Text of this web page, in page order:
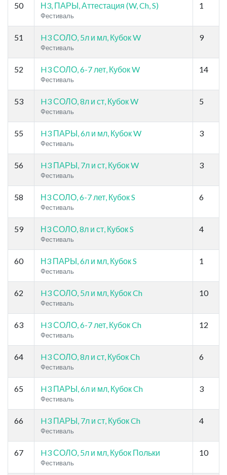
50 Н3, ПАРЫ, Аттестация (W, Ch, S)
Фестиваль
1
51 H3 СОЛО, 5л и мл, Кубок W
Фестиваль
9
52 H3 СОЛО, 6-7 лет, Кубок W
Фестиваль
14
53 H3 СОЛО, 8л и ст, Кубок W
Фестиваль
5
55 H3 ПАРЫ, 6л и мл, Кубок W
Фестиваль
3
56 H3 ПАРЫ, 7л и ст, Кубок W
Фестиваль
3
58 Н3 СОЛО, 6-7 лет, Кубок S
Фестиваль
6
59 Н3 СОЛО, 8л и ст, Кубок S
Фестиваль
4
60 Н3 ПАРЫ, 6л и мл, Кубок S
Фестиваль
1
62 H3 СОЛО, 5л и мл, Кубок Ch
Фестиваль
10
63 H3 СОЛО, 6-7 лет, Кубок Ch
Фестиваль
12
64 H3 СОЛО, 8л и ст, Кубок Ch
Фестиваль
6
65 H3 ПАРЫ, 6л и мл, Кубок Ch
Фестиваль
3
66 H3 ПАРЫ, 7л и ст, Кубок Ch
Фестиваль
4
67 H3 СОЛО, 5л и мл, Кубок Польки
Фестиваль
10